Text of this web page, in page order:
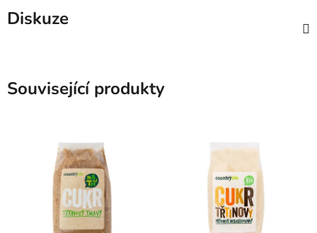
Diskuze
Související produkty